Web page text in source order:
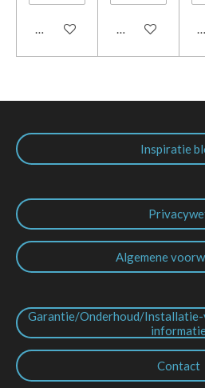
In winkelwagen In winkelwagen
Inspiratie
Algemene
Garantie/Onderhoud/
Contact